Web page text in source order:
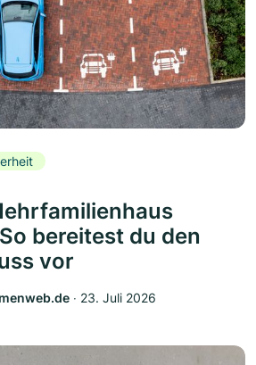
bereitest du den
vor
‧ 23. Juli 2026